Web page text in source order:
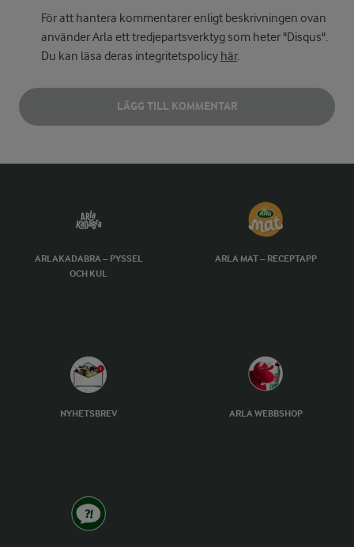
För att hantera kommentarer enligt beskrivningen ovan
använder Arla ett tredjepartsverktyg som heter "Disqus".
Du kan läsa deras integritetspolicy här.
LÄGG TILL KOMMENTAR
ARLAKADABRA – PYSSEL
OCH KUL
ARLA MAT – RECEPTAPP
NYHETSBREV ARLA WEBBSHOP